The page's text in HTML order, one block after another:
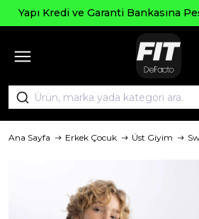
ve Garanti Bankasına Peşin Fiyatına
Ana Sayfa Erkek Çocuk Üst Giyim